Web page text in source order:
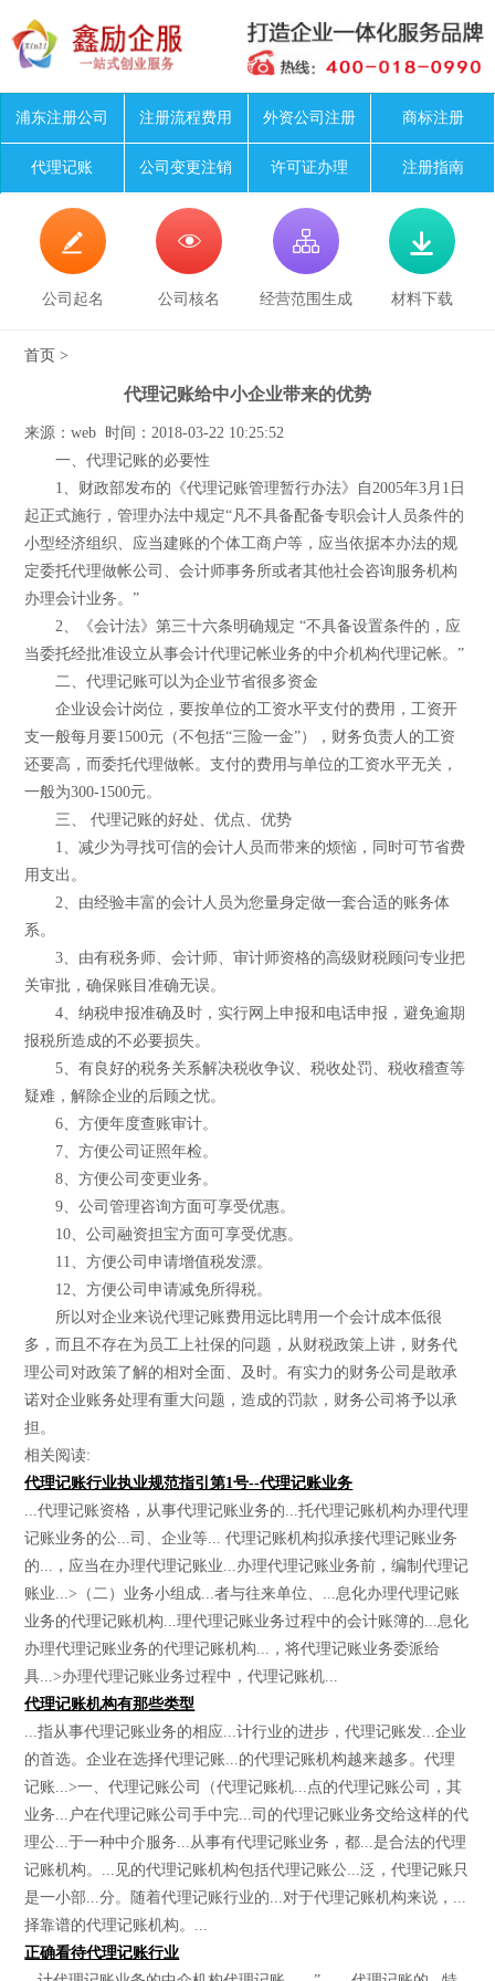
浦东注册公司 注册流程费用 外资公司注册 商标注册
代理记账 公司变更注销 许可证办理 注册指南

公司起名

公司核名

经营范围生成

材料下载
首页 >
代理记账给中小企业带来的优势
来源：web 时间：2018-03-22 10:25:52
一、代理记账的必要性
1、财政部发布的《代理记账管理暂行办法》自2005年3月1日
起正式施行，管理办法中规定“凡不具备配备专职会计人员条件的
小型经济组织、应当建账的个体工商户等，应当依据本办法的规
定委托代理做帐公司、会计师事务所或者其他社会咨询服务机构
办理会计业务。”
2、《会计法》第三十六条明确规定 “不具备设置条件的，应
当委托经批准设立从事会计代理记帐业务的中介机构代理记帐。”
二、代理记账可以为企业节省很多资金
企业设会计岗位，要按单位的工资水平支付的费用，工资开
支一般每月要1500元（不包括“三险一金”），财务负责人的工资
还要高，而委托代理做帐。支付的费用与单位的工资水平无关，
一般为300-1500元。
三、 代理记账的好处、优点、优势
1、减少为寻找可信的会计人员而带来的烦恼，同时可节省费
用支出。
2、由经验丰富的会计人员为您量身定做一套合适的账务体
系。
3、由有税务师、会计师、审计师资格的高级财税顾问专业把
关审批，确保账目准确无误。
4、纳税申报准确及时，实行网上申报和电话申报，避免逾期
报税所造成的不必要损失。
5、有良好的税务关系解决税收争议、税收处罚、税收稽查等
疑难，解除企业的后顾之忧。
6、方便年度查账审计。
7、方便公司证照年检。
8、方便公司变更业务。
9、公司管理咨询方面可享受优惠。
10、公司融资担宝方面可享受优惠。
11、方便公司申请增值税发漂。
12、方便公司申请减免所得税。
所以对企业来说代理记账费用远比聘用一个会计成本低很
多，而且不存在为员工上社保的问题，从财税政策上讲，财务代
理公司对政策了解的相对全面、及时。有实力的财务公司是敢承
诺对企业账务处理有重大问题，造成的罚款，财务公司将予以承
担。
相关阅读:
代理记账行业执业规范指引第1号--代理记账业务
...代理记账资格，从事代理记账业务的...托代理记账机构办理代理
记账业务的公...司、企业等... 代理记账机构拟承接代理记账业务
的...，应当在办理代理记账业...办理代理记账业务前，编制代理记
账业...>（二）业务小组成...者与往来单位、...息化办理代理记账
业务的代理记账机构...理代理记账业务过程中的会计账簿的...息化
办理代理记账业务的代理记账机构...，将代理记账业务委派给
具...>办理代理记账业务过程中，代理记账机...
代理记账机构有那些类型
...指从事代理记账业务的相应...计行业的进步，代理记账发...企业
的首选。企业在选择代理记账...的代理记账机构越来越多。代理
记账...>一、代理记账公司（代理记账机...点的代理记账公司，其
业务...户在代理记账公司手中完...司的代理记账业务交给这样的代
理公...于一种中介服务...从事有代理记账业务，都...是合法的代理
记账机构。...见的代理记账机构包括代理记账公...泛，代理记账只
是一小部...分。随着代理记账行业的...对于代理记账机构来说，...
择靠谱的代理记账机构。...
正确看待代理记账行业